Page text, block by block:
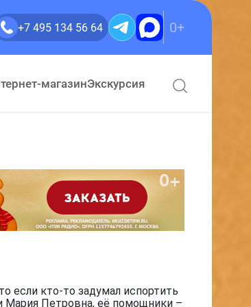
+7 495 134 56 64 0+
магазинЭкскурсия
если кто-то задумал испортить
Мария Петровна, её помощники –